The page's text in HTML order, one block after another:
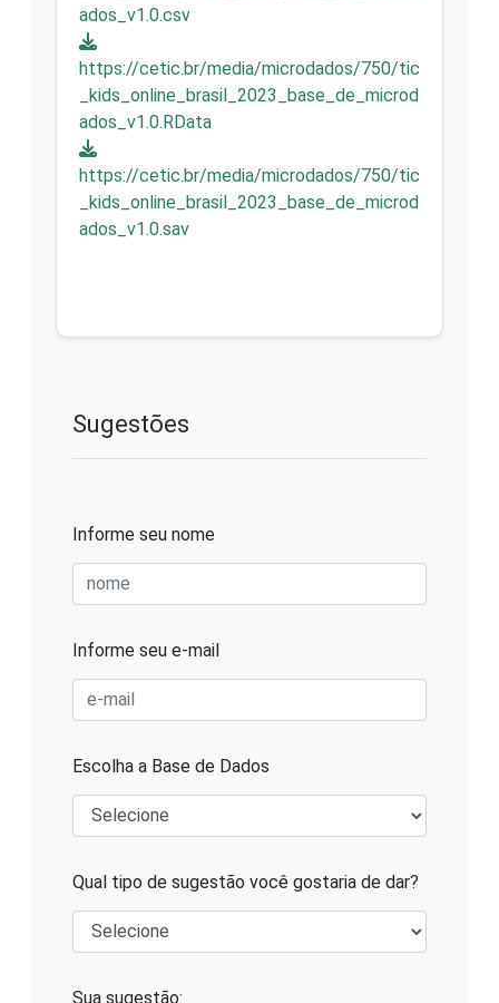
ados_v1.0.csv
https://cetic.br/media/microdados/750/tic
_kids_online_brasil_2023_base_de_microd
ados_v1.0.RData
https://cetic.br/media/microdados/750/tic
_kids_online_brasil_2023_base_de_microd
ados_v1.0.sav
Sugestões
Informe seu nome
Informe seu e-mail
Escolha a Base de Dados
Qual tipo de sugestão você gostaria de dar?
Sua sugestão: